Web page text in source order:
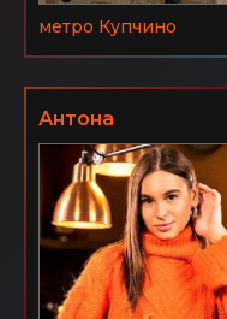
метро Купчино
Антона